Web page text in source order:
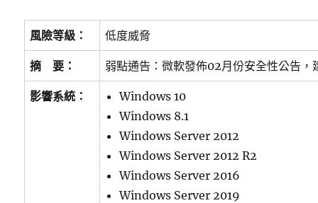
風險等級： 低度威脅
摘 要： 弱點通告：微軟發佈02月份安全性公告，
影響系統：
Windows 10
Windows 8.1
Windows Server 2012
Windows Server 2012 R2
Windows Server 2016
Windows Server 2019